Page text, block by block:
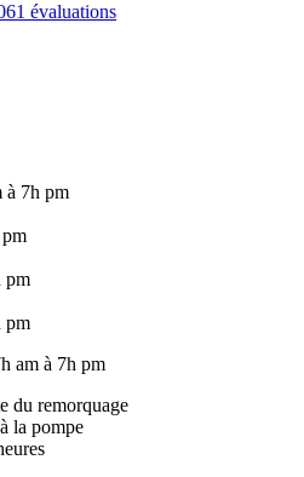
évaluations
à 7h pm
pm
pm
am à 7h pm
du remorquage
la pompe